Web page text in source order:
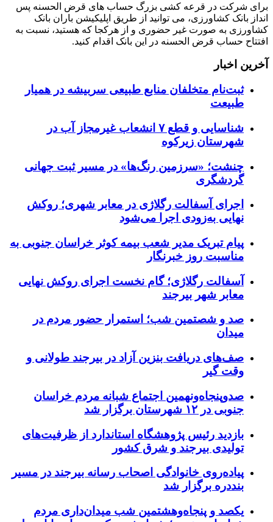
برای شرکت در قرعه کشی بزرگ حساب های قرض الحسنه پس
انداز بانک کشاورزی، می توانید از طریق اپلیکیشن باران بانک
کشاورزی به صورت غیر حضوری و از هرکجا که هستید، نسبت به
افتتاح حساب قرض الحسنه در این بانک اقدام کنید.
آخرین اخبار
ثبت‌نام متخلفان منابع طبیعی سربیشه در همیار
طبیعت
شناسایی و قطع ۷ انشعاب غیرمجاز آب در
شهرستان زیرکوه
چنشت؛ «سرزمین رنگ‌ها» در مسیر ثبت جهانی
گردشگری
اجرای آسفالت رگلاژی در معابر شهری؛ روکش
نهایی به‌زودی اجرا می‌شود
پیام تبریک مدیر شعب بیمه کوثر خراسان جنوبی به
مناسبت روز خبرنگار
آسفالت رگلاژی؛ گام نخست اجرای روکش نهایی
معابر شهر بیرجند
صد و شصتمین شب؛ استمرار حضور مردم در
میدان
صف‌های دریافت بنزین آزاد در بیرجند طولانی و
وقت گیر
صدوپنجاه‌ونهمین اجتماع شبانه مردم خراسان
جنوبی در ۱۲ شهرستان برگزار شد
بازدید رئیس پژوهشگاه استاندارد از ظرفیت‌های
تولیدی بیرجند و شرق کشور
پیاده‌روی خانوادگی اصحاب رسانه بیرجند در مسیر
بنددره برگزار شد
یکصد و پنجاه‌وهشتمین شب میدان‌داری مردم